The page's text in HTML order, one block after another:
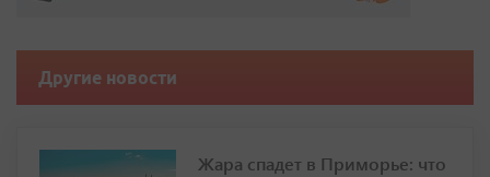
Другие новости
Жара спадет в Приморье: что